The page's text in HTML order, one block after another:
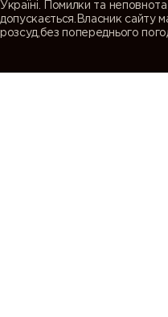
Україні. Помилки та неповнота
допускається.Власник сайту
розсуд,без попереднього